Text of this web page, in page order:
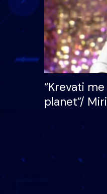
“Krevati
planet”/
mungojë